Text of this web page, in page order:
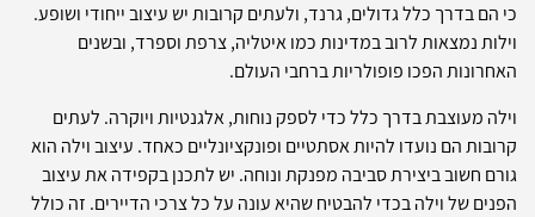
כי הם בדרך כלל גדולים, גרנד, ולעתים קרובות יש עיצוב ייחודי ושופע.
וילות נמצאות לרוב במדינות כמו איטליה, צרפת וספרד, ובשנים
האחרונות הפכו פופולריות ברחבי העולם.
וילה מעוצבת בדרך כלל כדי לספק נוחות, אלגנטיות ויוקרה. לעתים
קרובות הם נועדו להיות אסתטיים ופונקציונליים כאחד. עיצוב וילה הוא
גורם חשוב ביצירת סביבה מפנקת ונוחה. יש לתכנן בקפידה את עיצוב
הפנים של וילה בכדי להבטיח שהיא עונה על כל צרכי הדיירים. זה כולל